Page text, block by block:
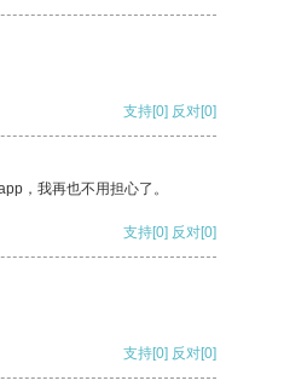
支持[0] 反对[0]
，我再也不用担心了。
支持[0] 反对[0]
支持[0] 反对[0]